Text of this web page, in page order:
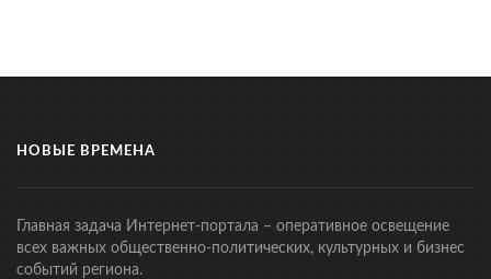
НОВЫЕ ВРЕМЕНА
Главная задача Интернет-портала – оперативное освещение
всех важных общественно-политических, культурных и бизнес
событий региона.